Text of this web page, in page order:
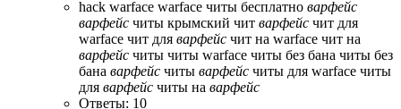
hack warface warface читы бесплатно варфейс
варфейс читы крымский чит варфейс чит для
warface чит для варфейс чит на warface чит на
варфейс читы читы warface читы без бана читы без
бана варфейс читы варфейс читы для warface читы
для варфейс читы на варфейс
Ответы: 10